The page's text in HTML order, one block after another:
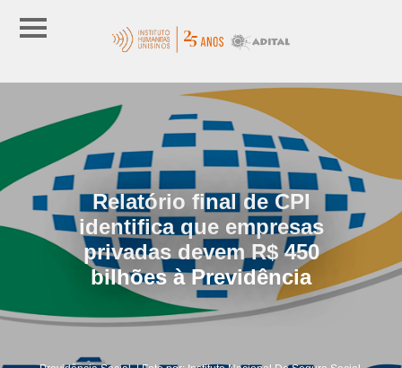
Relatório final de CPI
identifica que empresas
privadas devem R$ 450
bilhões à Previdência